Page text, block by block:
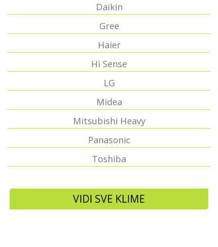
Daikin
Gree
Haier
Hi Sense
LG
Midea
Mitsubishi Heavy
Panasonic
Toshiba
VIDI SVE KLIME